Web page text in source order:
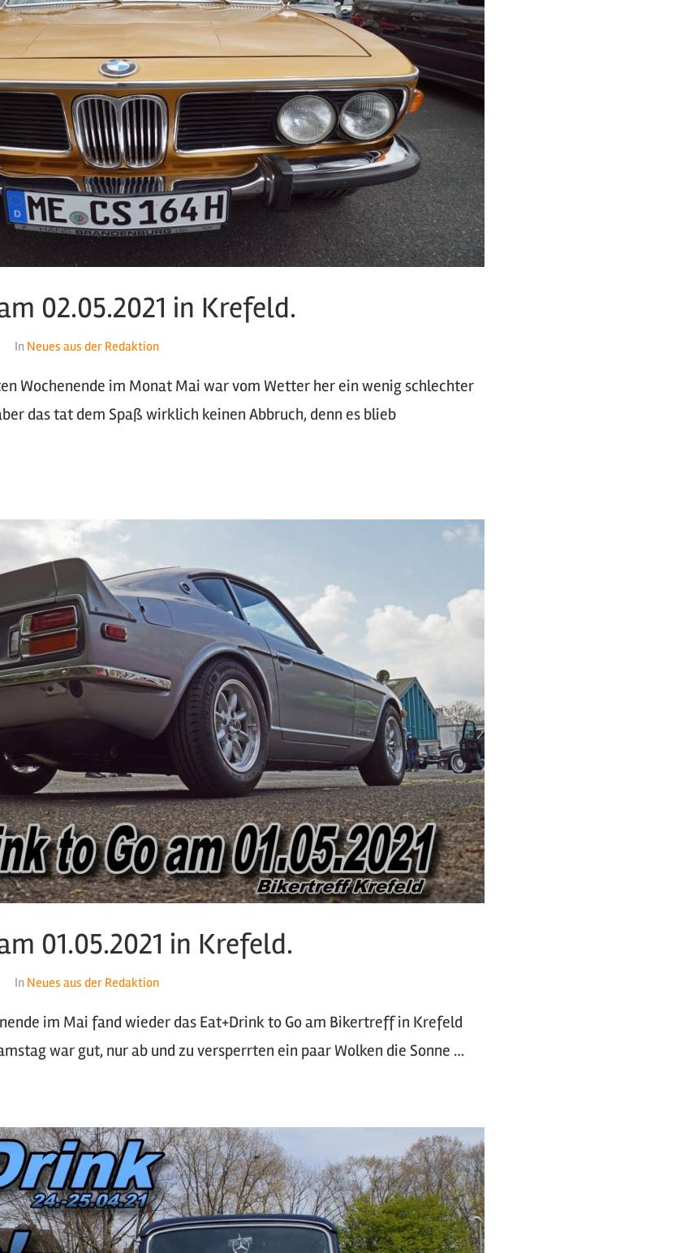
02.05.2021 in Krefeld.
In Neues aus der Redaktion
Wochenende im Monat Mai war vom Wetter her ein wenig schlechter
das tat dem Spaß wirklich keinen Abbruch, denn es blieb
01.05.2021 in Krefeld.
In Neues aus der Redaktion
im Mai fand wieder das Eat+Drink to Go am Bikertreff in Krefeld
war gut, nur ab und zu versperrten ein paar Wolken die Sonne …